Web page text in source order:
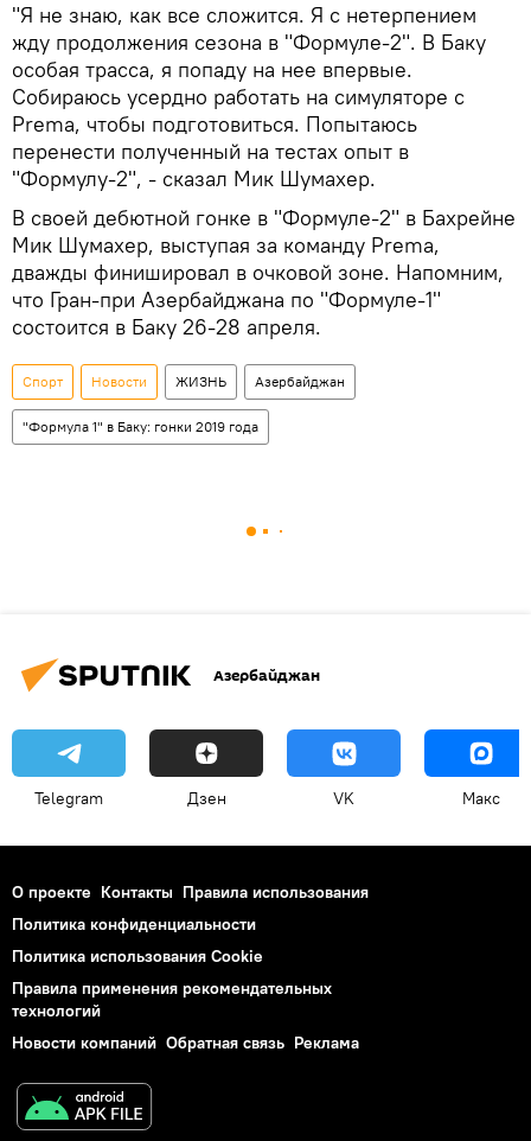
"Я не знаю, как все сложится. Я с нетерпением
жду продолжения сезона в "Формуле-2". В Баку
особая трасса, я попаду на нее впервые.
Собираюсь усердно работать на симуляторе с
Prema, чтобы подготовиться. Попытаюсь
перенести полученный на тестах опыт в
"Формулу-2", - сказал Мик Шумахер.
В своей дебютной гонке в "Формуле-2" в Бахрейне
Мик Шумахер, выступая за команду Prema,
дважды финишировал в очковой зоне. Напомним,
что Гран-при Азербайджана по "Формуле-1"
состоится в Баку 26-28 апреля.
Спорт Новости ЖИЗНЬ Азербайджан
"Формула 1" в Баку: гонки 2019 года
Азербайджан
Telegram Дзен VK Макс
О проекте Контакты Правила использования
Политика конфиденциальности
Политика использования Cookie
Правила применения рекомендательных
технологий
Новости компаний Обратная связь Реклама